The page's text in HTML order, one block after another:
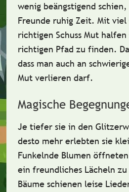
wenig beängstigend
Freunde ruhig Zeit. Mit viel
richtigen Schuss Mut
richtigen Pfad zu finden.
dass man auch an
Mut verlieren darf.
Magische
Je tiefer sie in den
desto mehr erlebten sie
Funkelnde Blumen
ein freundliches Lächeln
Bäume schienen leise